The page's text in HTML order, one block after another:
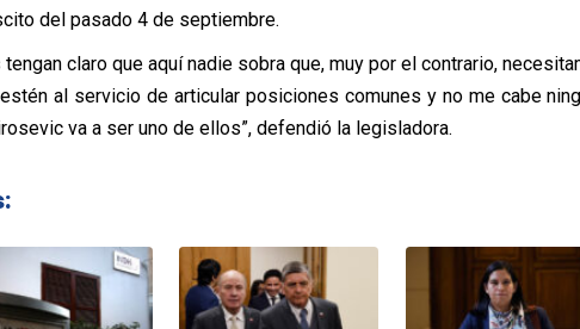
del pasado 4 de septiembre.
claro que aquí nadie sobra que, muy por el contrario,
al servicio de articular posiciones comunes y no me cabe
va a ser uno de ellos”, defendió la legisladora.